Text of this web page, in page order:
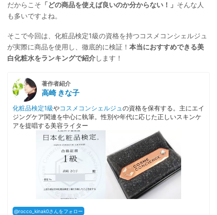
だからこそ 「どの商品を使えば良いのか分からない！」 そんな人
も多いですよね。
そこで今回は、化粧品検定1級の資格を持つコスメコンシェルジュ
が実際に商品を使用し、徹底的に検証！ 本当におすすめできる美
白化粧水をランキングで紹介します！
著作者紹介
高崎 きな子
化粧品検定1級やコスメコンシェルジュの資格を保有する。主にエイ
ジングケア関連を中心に執筆。性別や年代に応じた正しいスキンケ
アを提唱する美容ライター
@rocco_kinak0さんをフォロー